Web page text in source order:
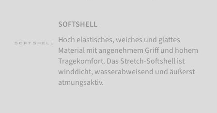
SOFTSHELL
Hoch elastisches, weiches und glattes
Material mit angenehmem Griff und hohem
Tragekomfort. Das Stretch-Softshell ist
winddicht, wasserabweisend und äußerst
atmungsaktiv.